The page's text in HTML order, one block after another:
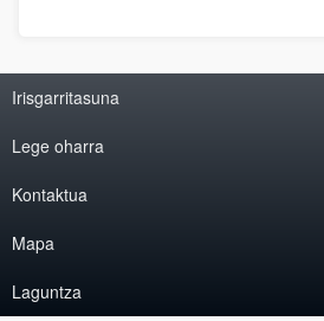
Irisgarritasuna
Lege oharra
Kontaktua
Mapa
Laguntza